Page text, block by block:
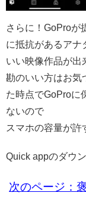
さらに！GoProが
に抵抗があるアナ
いい映像作品が出
勘のいい方はお気
た時点でGoProに
ないので
スマホの容量が許
Quick appのダウ
次のページ：